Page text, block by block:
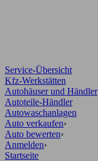
Service-Übersicht
Kfz-Werkstätten
Autohäuser und Händler
Autoteile-Händler
Autowaschanlagen
Auto verkaufen›
Auto bewerten›
Anmelden›
Startseite